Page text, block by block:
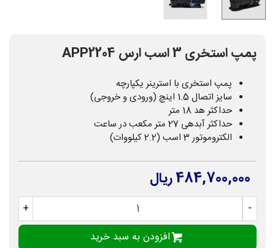
پمپ استخری 3 اسب ارس APP2204
پمپ استخری با استرینر یکپارچه
سایز اتصال 1.5 اینچ (ورودی و خروجی)
حداکثر هد 18 متر
حداکثر آبدهی 27 متر مکعب در ساعت
الکتروموتور 3 اسب (2.2 کیلووات)
484,700,000 ریال
-
+
افزودن به سبد خرید